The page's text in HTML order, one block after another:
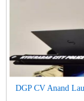
DGP CV Anand